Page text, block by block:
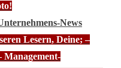
News
Lesern, Deine; –
Management-